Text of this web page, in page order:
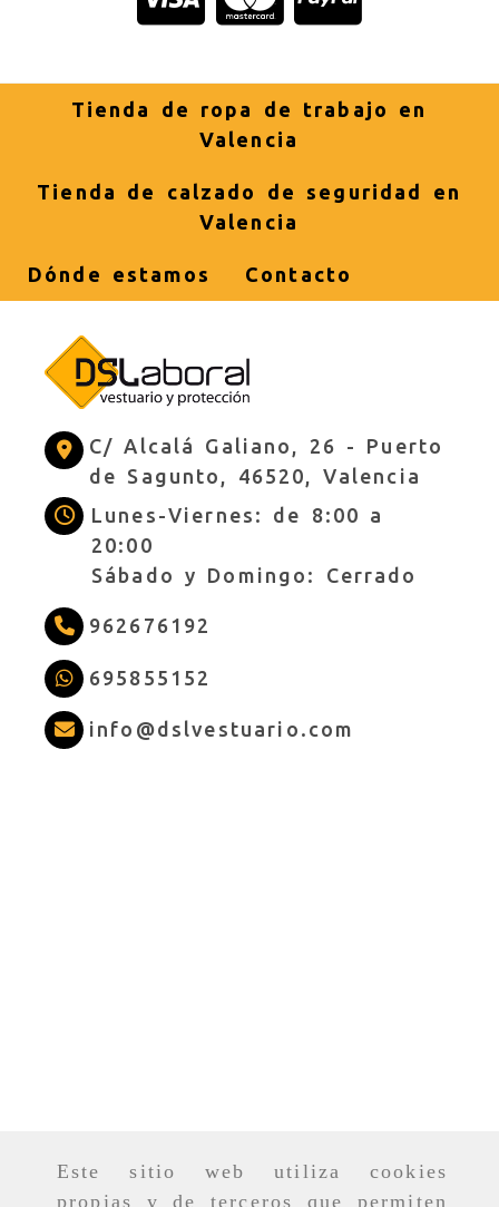
Este sitio web utiliza cookies
propias y de terceros que permiten
Tienda de ropa de trabajo en
Valencia
Tienda de calzado de seguridad en
Valencia
Dónde estamos Contacto
C/ Alcalá Galiano, 26 - Puerto
de Sagunto, 46520, Valencia
Lunes-Viernes: de 8:00 a
20:00
Sábado y Domingo: Cerrado
962676192
695855152
info dslvestuario.com